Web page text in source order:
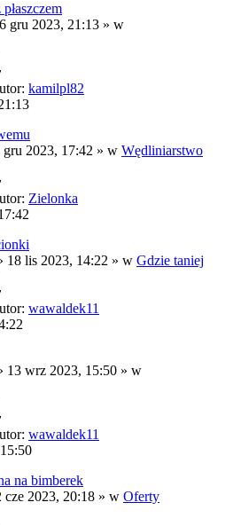
gru 2023, 21:13 » w
kamilpl82
gru 2023, 17:42 » w Wędliniarstwo
Zielonka
18 lis 2023, 14:22 » w Gdzie taniej
wawaldek11
13 wrz 2023, 15:50 » w
wawaldek11
na bimberek
cze 2023, 20:18 » w Oferty